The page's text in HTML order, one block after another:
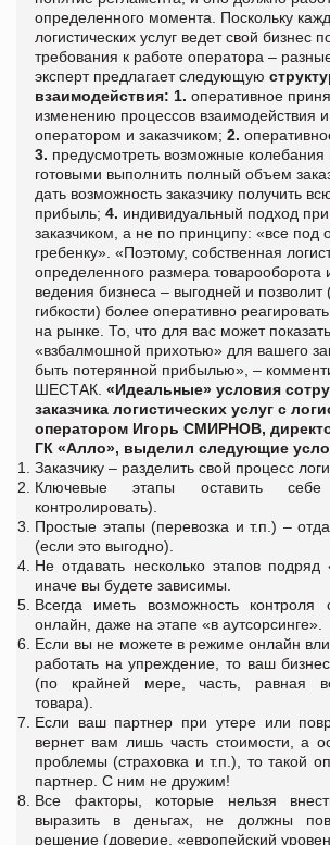
определенного момента. Поскольку
логистических услуг ведет свой бизнес
требования к работе оператора –
эксперт предлагает следующую
взаимодействия: 1. оперативное
изменению процессов взаимодействия
оператором и заказчиком; 2.
3. предусмотреть возможные
готовыми выполнить полный объем
дать возможность заказчику получить
прибыль; 4. индивидуальный подход
заказчиком, а не по принципу: «все под
гребенку». «Поэтому, собственная
определенного размера товарооборота
ведения бизнеса – выгодней и позволит
гибкости) более оперативно
на рынке. То, что для вас может
«взбалмошной прихотью» для вашего
быть потерянной прибылью», –
ШЕСТАК. «Идеальные» условия
заказчика логистических услуг с
оператором Игорь СМИРНОВ,
ГК «Алло», выделил следующие
Заказчику – разделить свой процесс
Ключевые этапы оставить
контролировать).
Простые этапы (перевозка и т.п.) –
(если это выгодно).
Не отдавать несколько этапов
иначе вы будете зависимы.
Всегда иметь возможность контроля
онлайн, даже на этапе «в аутсорсинге».
Если вы не можете в режиме онлайн
работать на упреждение, то ваш
(по крайней мере, часть, равная
товара).
Если ваш партнер при утере или
вернет вам лишь часть стоимости, а
проблемы (страховка и т.п.), то такой
партнер. С ним не дружим!
Все факторы, которые нельзя
выразить в деньгах, не должны
решение (доверие, «европейский